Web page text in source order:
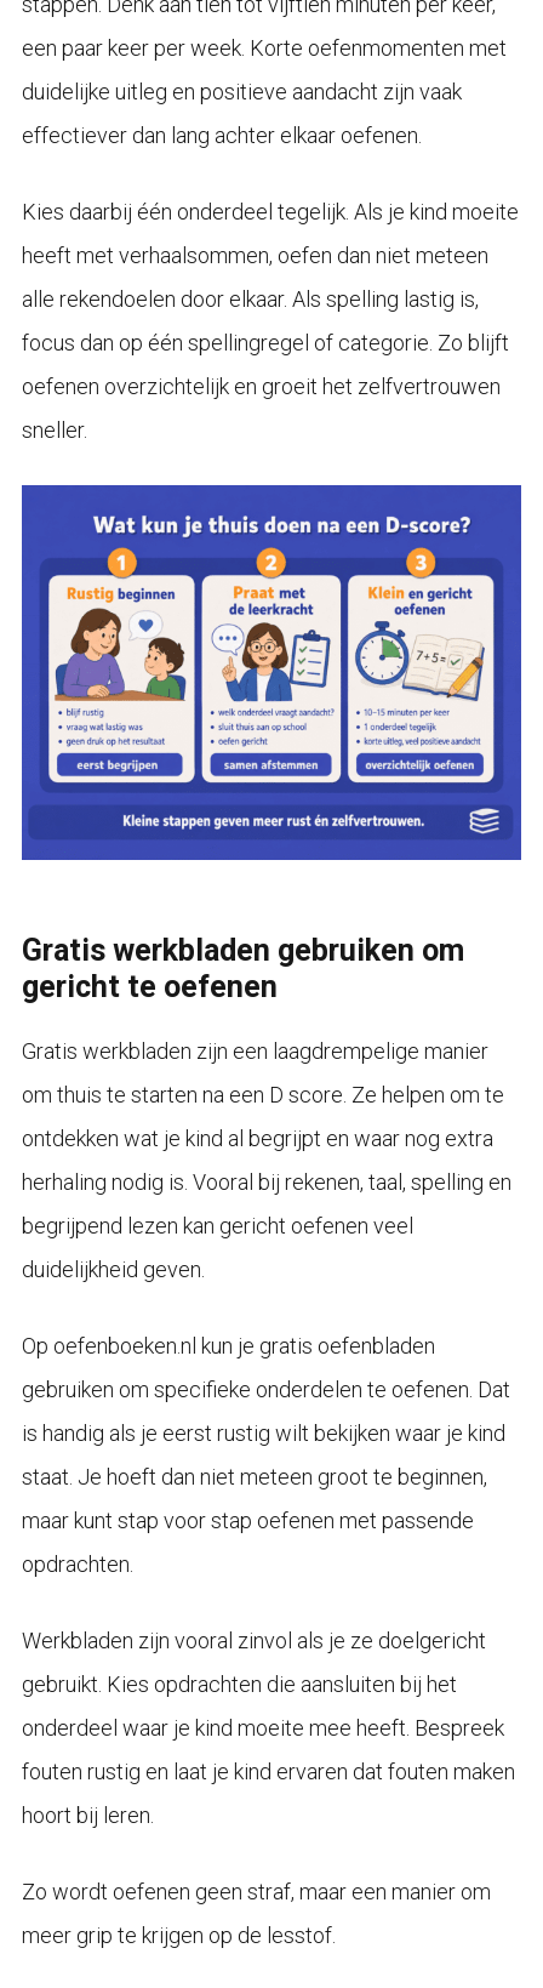
een paar keer per week. Korte oefenmomenten met
duidelijke uitleg en positieve aandacht zijn vaak
effectiever dan lang achter elkaar oefenen.
Kies daarbij één onderdeel tegelijk. Als je kind moeite
heeft met verhaalsommen, oefen dan niet meteen
alle rekendoelen door elkaar. Als spelling lastig is,
focus dan op één spellingregel of categorie. Zo blijft
oefenen overzichtelijk en groeit het zelfvertrouwen
sneller.
Gratis werkbladen gebruiken om
gericht te oefenen
Gratis werkbladen zijn een laagdrempelige manier
om thuis te starten na een D score. Ze helpen om te
ontdekken wat je kind al begrijpt en waar nog extra
herhaling nodig is. Vooral bij rekenen, taal, spelling en
begrijpend lezen kan gericht oefenen veel
duidelijkheid geven.
Op oefenboeken.nl kun je gratis oefenbladen
gebruiken om specifieke onderdelen te oefenen. Dat
is handig als je eerst rustig wilt bekijken waar je kind
staat. Je hoeft dan niet meteen groot te beginnen,
maar kunt stap voor stap oefenen met passende
opdrachten.
Werkbladen zijn vooral zinvol als je ze doelgericht
gebruikt. Kies opdrachten die aansluiten bij het
onderdeel waar je kind moeite mee heeft. Bespreek
fouten rustig en laat je kind ervaren dat fouten maken
hoort bij leren.
Zo wordt oefenen geen straf, maar een manier om
meer grip te krijgen op de lesstof.